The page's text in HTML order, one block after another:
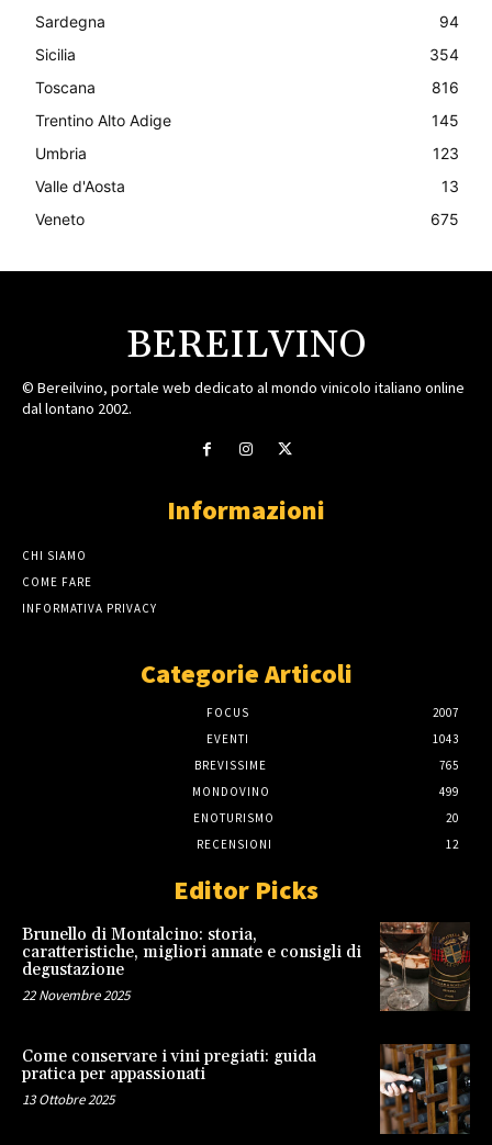
Sardegna
94
Sicilia
354
Toscana
816
Trentino Alto Adige
145
Umbria
123
Valle d'Aosta
13
Veneto
675
BEREILVINO
© Bereilvino, portale web dedicato al mondo vinicolo italiano online
dal lontano 2002.
Informazioni
CHI SIAMO
COME FARE
INFORMATIVA PRIVACY
Categorie Articoli
FOCUS
2007
EVENTI
1043
BREVISSIME
765
MONDOVINO
499
ENOTURISMO
20
RECENSIONI
12
Editor Picks
Brunello di Montalcino: storia,
caratteristiche, migliori annate e consigli di
degustazione
22 Novembre 2025
Come conservare i vini pregiati: guida
pratica per appassionati
13 Ottobre 2025